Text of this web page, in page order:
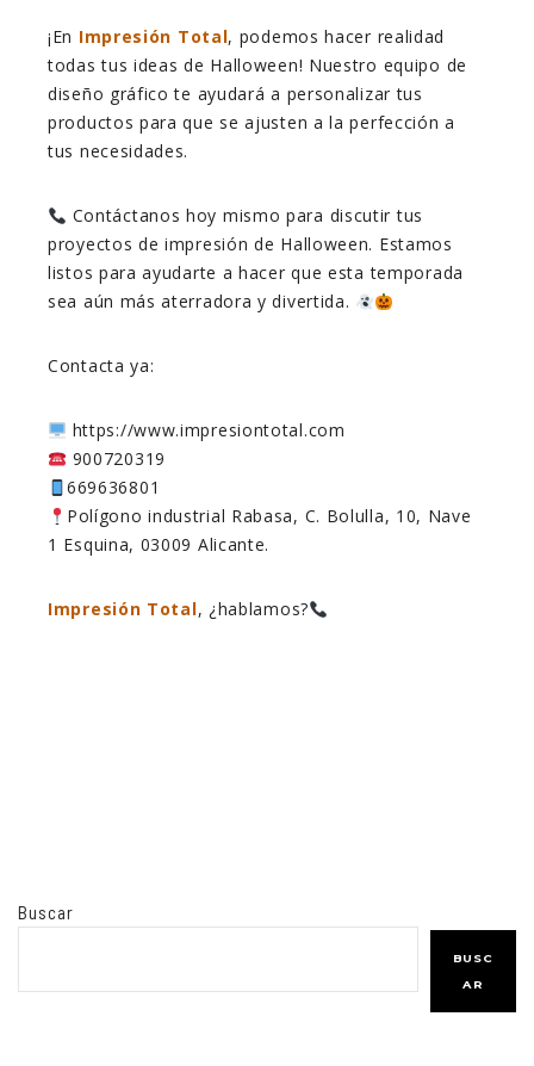
¡En Impresión Total, podemos hacer realidad
todas tus ideas de Halloween! Nuestro equipo de
diseño gráfico te ayudará a personalizar tus
productos para que se ajusten a la perfección a
tus necesidades.
Contáctanos hoy mismo para discutir tus
proyectos de impresión de Halloween. Estamos
listos para ayudarte a hacer que esta temporada
sea aún más aterradora y divertida.
Contacta ya:
https://www.impresiontotal.com
900720319
669636801
Polígono industrial Rabasa, C. Bolulla, 10, Nave
1 Esquina, 03009 Alicante.
Impresión Total, ¿hablamos?
Buscar
BUSC
AR